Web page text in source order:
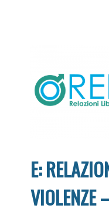
E:
VIOLENZE